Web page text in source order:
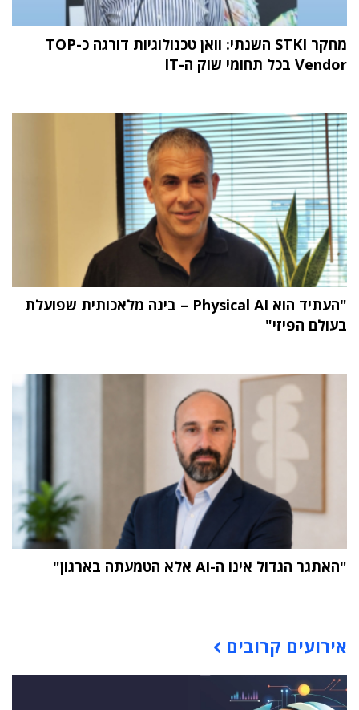
מחקר STKI השנתי: וואן טכנולוגיות דורגה כ-TOP
Vendor בכל תחומי שוק ה-IT
"העתיד הוא Physical AI – בינה מלאכותית שפועלת
בעולם הפיזי"
"האתגר הגדול אינו ה-AI אלא הטמעתה בארגון"
אירועים קרובים